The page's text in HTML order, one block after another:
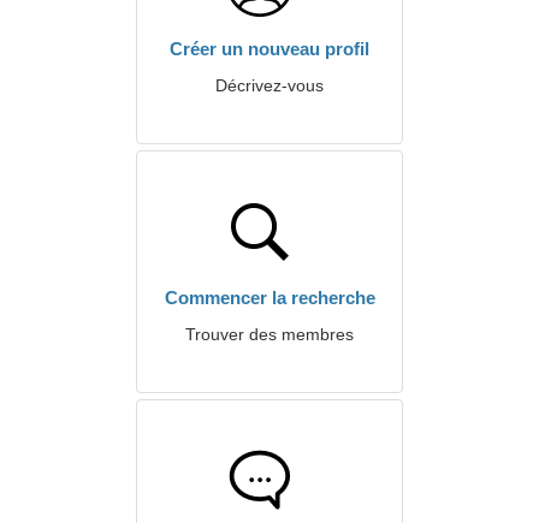
Créer un nouveau profil
Décrivez-vous
Commencer la recherche
Trouver des membres